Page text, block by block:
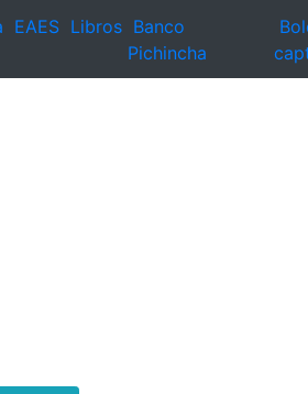
EAES Libros Banco
Pichincha